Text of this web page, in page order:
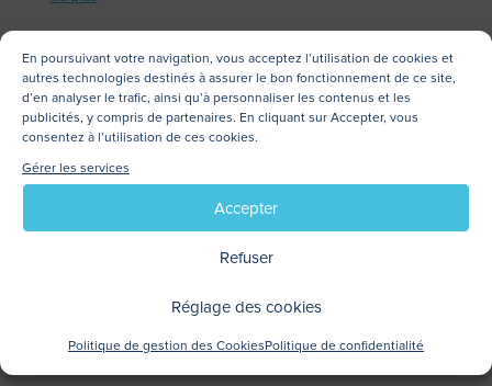
En poursuivant votre navigation, vous acceptez l’utilisation de cookies et
autres technologies destinés à assurer le bon fonctionnement de ce site,
d’en analyser le trafic, ainsi qu’à personnaliser les contenus et les
publicités, y compris de partenaires. En cliquant sur Accepter, vous
consentez à l’utilisation de ces cookies.
Gérer les services
Accepter
Refuser
Réglage des cookies
Politique de gestion des CookiesPolitique de confidentialité